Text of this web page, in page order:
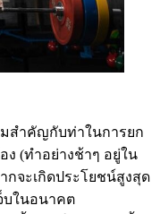
สำคัญกับท่าในการยก
(ทำอย่างช้าๆ อยู่ใน
จะเกิดประโยชน์สูงสุด
บในอนาคต